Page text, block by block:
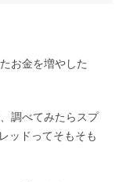
お金を増やした
調べてみたらスプ
ッドってそもそも